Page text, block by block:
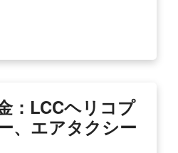
：LCCヘリコプ
、エアタクシー